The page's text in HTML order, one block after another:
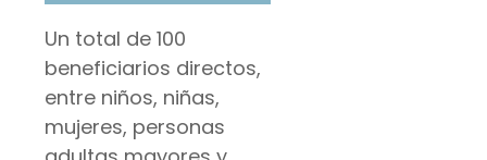
Un total de 100
beneficiarios directos,
entre niños, niñas,
mujeres, personas